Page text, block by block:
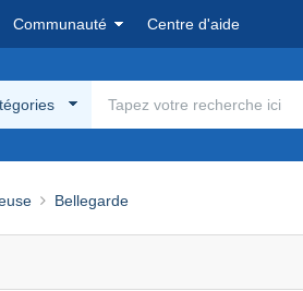
Communauté Centre d'aide
Bellegarde